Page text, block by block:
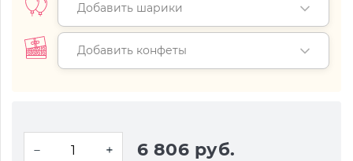
Добавить шарики
Добавить конфеты
6 806 руб.